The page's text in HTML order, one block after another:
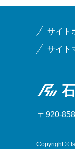
サイト
サイト
石川県
〒920-
Copyright ©